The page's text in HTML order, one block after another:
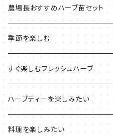
季節のおすすめ商品
フェルトプランターの栽培キット
ルーツポーチの栽培キット
ブリキプランターの栽培キット
木製プランターの栽培キット
プラ製プランターの栽培キット
農場長おすすめハーブ苗セット
農場長おすすめセット
おすすめの寄せ植え
季節を楽しむ
2022年のお正月
2022年の母の日
2021年の敬老の日
すぐ楽しむフレッシュハーブ
ハーブミックス
ハーブブーケ
ハーブティーを楽しみたい
ハーブティーの定番ハーブ
料理を楽しみたい